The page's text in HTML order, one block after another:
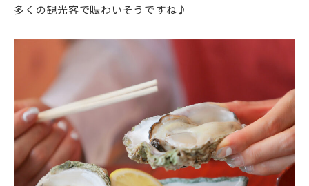
多くの観光客で賑わいそうですね♪